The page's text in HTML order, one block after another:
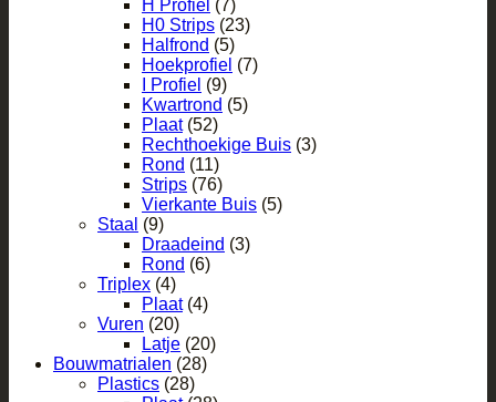
H Profiel (7)
H0 Strips (23)
Halfrond (5)
Hoekprofiel (7)
I Profiel (9)
Kwartrond (5)
Plaat (52)
Rechthoekige Buis (3)
Rond (11)
Strips (76)
Vierkante Buis (5)
Staal (9)
Draadeind (3)
Rond (6)
Triplex (4)
Plaat (4)
Vuren (20)
Latje (20)
Bouwmatrialen (28)
Plastics (28)